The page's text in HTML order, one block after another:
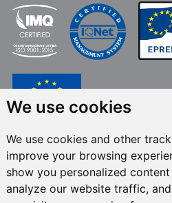
We use cookies
We use cookies and other
improve your browsing
show you personalized
analyze our website traffic,
, dans le cadre du
soutien d’ICEX et du cofinancement du
accompagnement a pour but de
de l’entreprise et de son environnement.
développement régional · Une façon de